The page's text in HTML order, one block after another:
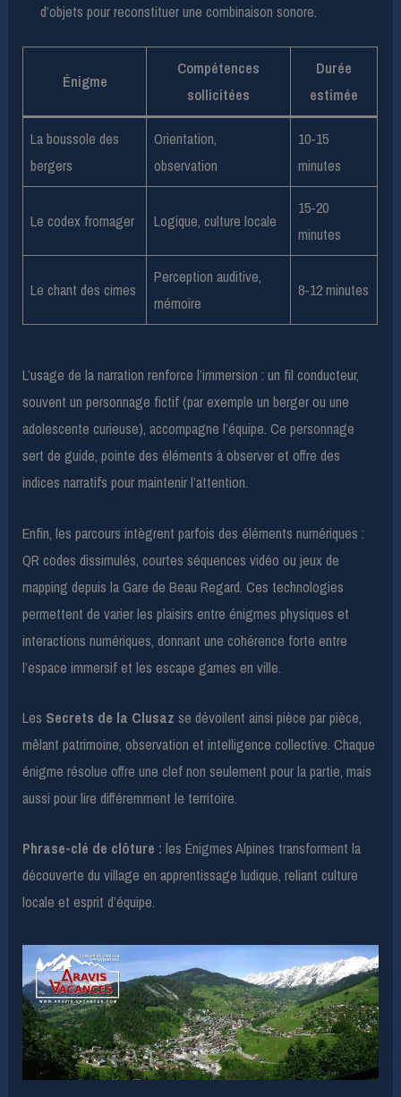
d’objets pour reconstituer une combinaison sonore.
Énigme
Compétences
sollicitées
Durée
estimée
La boussole des
bergers
Orientation,
observation
10-15
minutes
Le codex fromager Logique, culture locale
15-20
minutes
Le chant des cimes
Perception auditive,
mémoire
8-12 minutes
L’usage de la narration renforce l’immersion : un fil conducteur,
souvent un personnage fictif (par exemple un berger ou une
adolescente curieuse), accompagne l’équipe. Ce personnage
sert de guide, pointe des éléments à observer et offre des
indices narratifs pour maintenir l’attention.
Enfin, les parcours intègrent parfois des éléments numériques :
QR codes dissimulés, courtes séquences vidéo ou jeux de
mapping depuis la Gare de Beau Regard. Ces technologies
permettent de varier les plaisirs entre énigmes physiques et
interactions numériques, donnant une cohérence forte entre
l’espace immersif et les escape games en ville.
Les Secrets de la Clusaz se dévoilent ainsi pièce par pièce,
mêlant patrimoine, observation et intelligence collective. Chaque
énigme résolue offre une clef non seulement pour la partie, mais
aussi pour lire différemment le territoire.
Phrase-clé de clôture : les Énigmes Alpines transforment la
découverte du village en apprentissage ludique, reliant culture
locale et esprit d’équipe.